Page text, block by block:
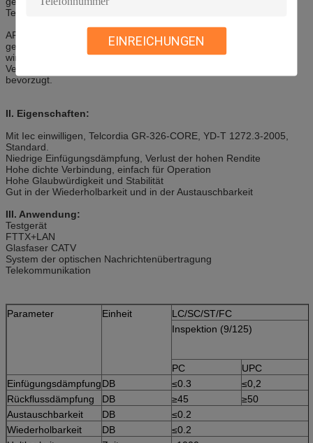
EINREICHUNGEN
Telefoniesysteme häufig benutzt.
APC steht für winkligen Körperkontakt, den die Stirnflächen noch
gekurvt werden, aber sie sind an industriekompatiblen acht Grad
winklig. Dieses behält eine feste Verbindung bei. Diese
Verbindungsstücke werden für CATV und analoge Systeme
bevorzugt.
II. Eigenschaften:
Mit Iec einwilligen, Telcordia GR-326-CORE, YD-T 1272.3-2005,
Standard.
Niedrige Einfügungsdämpfung, Verlust der hohen Rendite
Hohe dichte Verbindung, einfach für Operation
Hohe Glaubwürdigkeit und Stabilität
Gut in der Wiederholbarkeit und in der Austauschbarkeit
III. Anwendung:
Testgerät
FTTX+LAN
Glasfaser CATV
System der optischen Nachrichtenübertragung
Telekommunikation
Parameter Einheit
LC/SC/ST/FC
Inspektion (9/125)
PC UPC
EinfügungsdämpfungDB ≤0.3 ≤0,2
Rückflussdämpfung
DB ≥45 ≥50
Austauschbarkeit
DB
≤0.2
Wiederholbarkeit
DB
≤0.2